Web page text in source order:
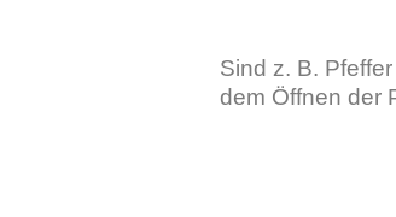
Sind z. B.
dem Öffnen der